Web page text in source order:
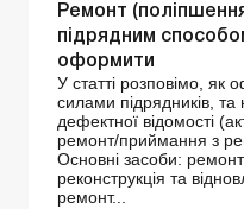
Ремонт
підрядним
оформити
У статті розповімо, як
силами підрядників,
дефектної відомості
ремонт/приймання з
Основні засоби:
реконструкція та
ремонт...